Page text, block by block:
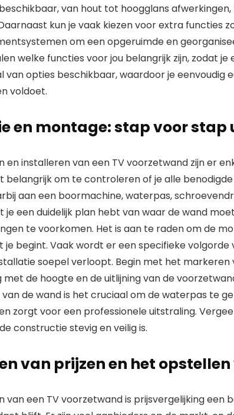
van hout tot hoogglans
kun je vaak kiezen voor extra functies
om een opgeruimde en
welke functies voor jou belangrijk zijn, zodat
van opties beschikbaar, waardoor je eenvoudig
voldoet.
en montage: stap voor stap
en installeren van een TV voorzetwand zijn er
belangrijk om te controleren of je alle
aan een boormachine, waterpas,
je een duidelijk plan hebt van waar de wand
te voorkomen. Het is aan te raden om de
je begint. Vaak wordt er een specifieke
soepel verloopt. Begin met het markeren
met de hoogte en de uitlijning van de
de wand is het cruciaal om de waterpas te
zorgt voor een professionele uitstraling.
constructie stevig en veilig is.
van prijzen en het
van een TV voorzetwand is prijsvergelijking